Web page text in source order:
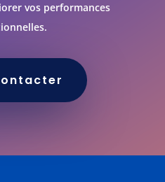
vos performances